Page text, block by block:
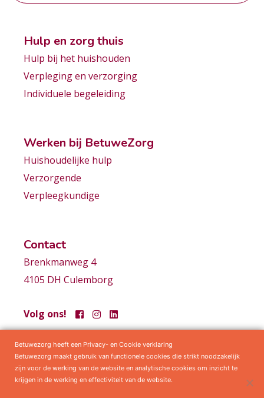
Hulp en zorg thuis
Hulp bij het huishouden
Verpleging en verzorging
Individuele begeleiding
Werken bij BetuweZorg
Huishoudelijke hulp
Verzorgende
Verpleegkundige
Contact
Brenkmanweg 4
4105 DH Culemborg
Volg ons!
Samenwerkingen Privacy statement Algemene voorwaarden
Betuwezorg heeft een Privacy- en Cookie verklaring
Betuwezorg maakt gebruik van functionele cookies die strikt noodzakelijk
zijn voor de werking van de website en analytische cookies om inzicht te
krijgen in de werking en effectiviteit van de website.